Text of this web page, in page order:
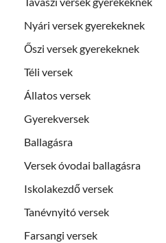
Nyári versek gyerekeknek
Őszi versek gyerekeknek
Téli versek
Állatos versek
Gyerekversek
Ballagásra
Versek óvodai ballagásra
Iskolakezdő versek
Tanévnyitó versek
Farsangi versek